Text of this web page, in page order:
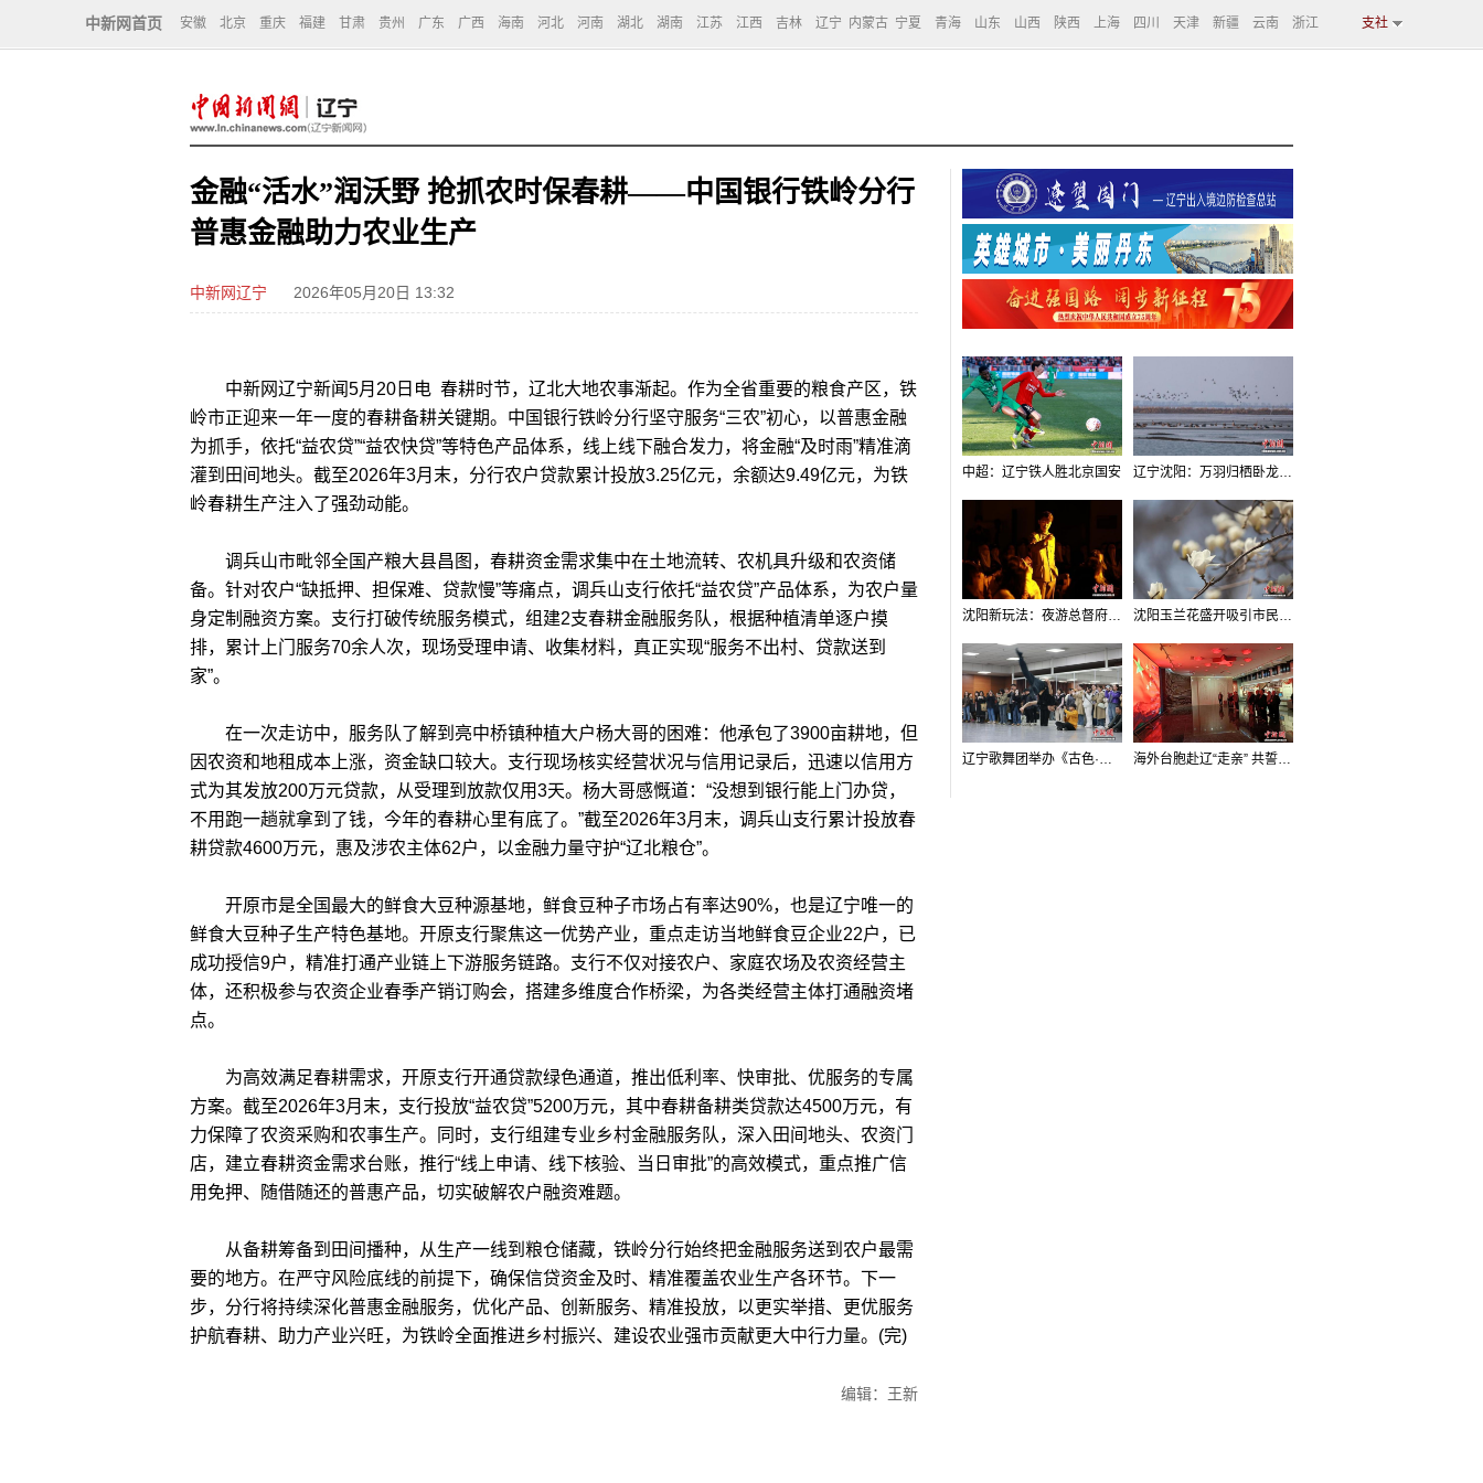
中新网首页 安徽 北京 重庆 福建 甘肃 贵州 广东 广西 海南 河北 河南 湖北 湖南 江苏 江西 吉林 辽宁 内蒙古 宁夏 青海 山东 山西 陕西 上海 四川 天津 新疆 云南 浙江 支社
金融“活水”润沃野 抢抓农时保春耕——中国银行铁岭分行
普惠金融助力农业生产
中新网辽宁 2026年05月20日 13:32
中新网辽宁新闻5月20日电 春耕时节，辽北大地农事渐起。作为全省重要的粮食产区，铁
岭市正迎来一年一度的春耕备耕关键期。中国银行铁岭分行坚守服务“三农”初心，以普惠金融
为抓手，依托“益农贷”“益农快贷”等特色产品体系，线上线下融合发力，将金融“及时雨”精准滴
灌到田间地头。截至2026年3月末，分行农户贷款累计投放3.25亿元，余额达9.49亿元，为铁
岭春耕生产注入了强劲动能。
调兵山市毗邻全国产粮大县昌图，春耕资金需求集中在土地流转、农机具升级和农资储
备。针对农户“缺抵押、担保难、贷款慢”等痛点，调兵山支行依托“益农贷”产品体系，为农户量
身定制融资方案。支行打破传统服务模式，组建2支春耕金融服务队，根据种植清单逐户摸
排，累计上门服务70余人次，现场受理申请、收集材料，真正实现“服务不出村、贷款送到
家”。
在一次走访中，服务队了解到亮中桥镇种植大户杨大哥的困难：他承包了3900亩耕地，但
因农资和地租成本上涨，资金缺口较大。支行现场核实经营状况与信用记录后，迅速以信用方
式为其发放200万元贷款，从受理到放款仅用3天。杨大哥感慨道：“没想到银行能上门办贷，
不用跑一趟就拿到了钱，今年的春耕心里有底了。”截至2026年3月末，调兵山支行累计投放春
耕贷款4600万元，惠及涉农主体62户，以金融力量守护“辽北粮仓”。
开原市是全国最大的鲜食大豆种源基地，鲜食豆种子市场占有率达90%，也是辽宁唯一的
鲜食大豆种子生产特色基地。开原支行聚焦这一优势产业，重点走访当地鲜食豆企业22户，已
成功授信9户，精准打通产业链上下游服务链路。支行不仅对接农户、家庭农场及农资经营主
体，还积极参与农资企业春季产销订购会，搭建多维度合作桥梁，为各类经营主体打通融资堵
点。
为高效满足春耕需求，开原支行开通贷款绿色通道，推出低利率、快审批、优服务的专属
方案。截至2026年3月末，支行投放“益农贷”5200万元，其中春耕备耕类贷款达4500万元，有
力保障了农资采购和农事生产。同时，支行组建专业乡村金融服务队，深入田间地头、农资门
店，建立春耕资金需求台账，推行“线上申请、线下核验、当日审批”的高效模式，重点推广信
用免押、随借随还的普惠产品，切实破解农户融资难题。
从备耕筹备到田间播种，从生产一线到粮仓储藏，铁岭分行始终把金融服务送到农户最需
要的地方。在严守风险底线的前提下，确保信贷资金及时、精准覆盖农业生产各环节。下一
步，分行将持续深化普惠金融服务，优化产品、创新服务、精准投放，以更实举措、更优服务
护航春耕、助力产业兴旺，为铁岭全面推进乡村振兴、建设农业强市贡献更大中行力量。(完)
编辑：王新
中超：辽宁铁人胜北京国安 辽宁沈阳：万羽归栖卧龙湖看群鸟齐飞
沈阳新玩法：夜游总督府，当一回“赴宴者” 沈阳玉兰花盛开吸引市民打卡
辽宁歌舞团举办《古色·国宝辽宁》排练开放日活动 海外台胞赴辽“走亲” 共誓“和平初心”